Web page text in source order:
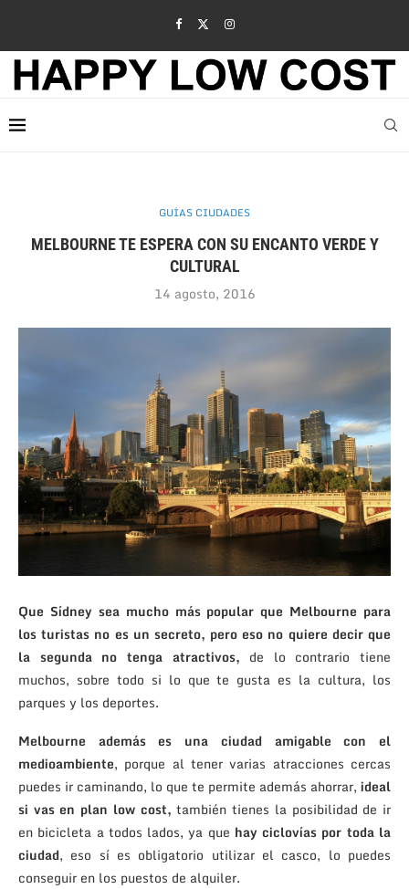
GUÍAS CIUDADES
MELBOURNE TE ESPERA CON SU ENCANTO VERDE Y
CULTURAL
14 agosto, 2016
Que Sídney sea mucho más popular que Melbourne para
los turistas no es un secreto, pero eso no quiere decir que
la segunda no tenga atractivos, de lo contrario tiene
muchos, sobre todo si lo que te gusta es la cultura, los
parques y los deportes.
Melbourne además es una ciudad amigable con el
medioambiente, porque al tener varias atracciones cercas
puedes ir caminando, lo que te permite además ahorrar, ideal
si vas en plan low cost, también tienes la posibilidad de ir
en bicicleta a todos lados, ya que hay ciclovías por toda la
ciudad, eso sí es obligatorio utilizar el casco, lo puedes
conseguir en los puestos de alquiler.